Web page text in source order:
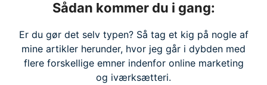
Sådan kommer du i gang:
Er du gør det selv typen? Så tag et kig på nogle af
mine artikler herunder, hvor jeg går i dybden med
flere forskellige emner indenfor online marketing
og iværksætteri.